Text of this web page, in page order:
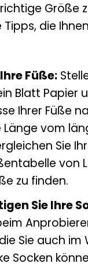
Größe
Tipps, die
Füße:
Blatt Papier
Ihrer Füße
Länge vom
Sie
von
zu finden.
Sie Ihre
Sie auch
Socken